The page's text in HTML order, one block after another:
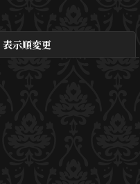
表示順変更